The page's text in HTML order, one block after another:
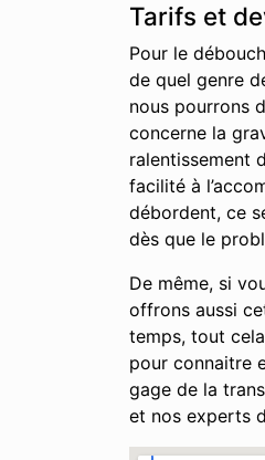
Tarifs et
Pour le
de quel genre
nous pourrons
concerne la
ralentissement
facilité à
débordent, ce
dès que le
De même, si
offrons aussi
temps, tout
pour connaitre
gage de la
et nos experts